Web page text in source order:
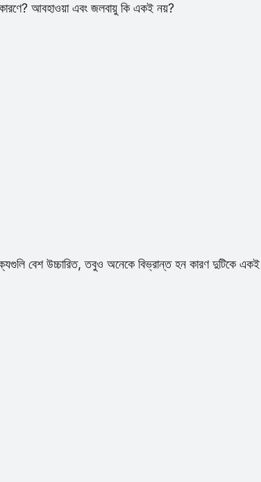
আবহাওয়া এবং জলবায়ু কি একই নয়?
বেশ উচ্চারিত, তবুও অনেকে বিভ্রান্ত হন কারণ দুটিকে